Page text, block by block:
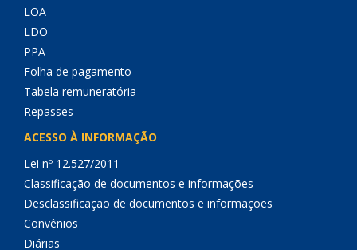
LOA
LDO
PPA
Folha de pagamento
Tabela remuneratória
Repasses
ACESSO À INFORMAÇÃO
Lei nº 12.527/2011
Classificação de documentos e informações
Desclassificação de documentos e informações
Convênios
Diárias